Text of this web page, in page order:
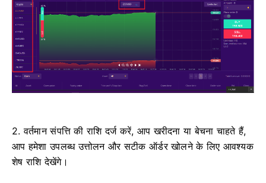
2. वर्तमान संपत्ति की राशि दर्ज करें, आप खरीदना या बेचना चाहते हैं,
आप हमेशा उपलब्ध उत्तोलन और सटीक ऑर्डर खोलने के लिए आवश्यक
शेष राशि देखेंगे।